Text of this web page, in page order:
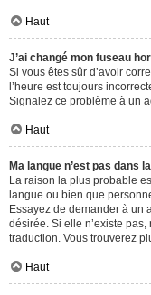
Haut
J’ai changé mon fuseau
Si vous êtes sûr d’avoir
l’heure est toujours
Signalez ce problème à un
Haut
Ma langue n’est pas dans
La raison la plus probable
langue ou bien que
Essayez de demander à un
désirée. Si elle n’existe
traduction. Vous trouverez
Haut